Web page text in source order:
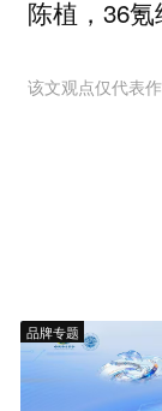
陈植，36氪
该文观点仅代表
品牌专题